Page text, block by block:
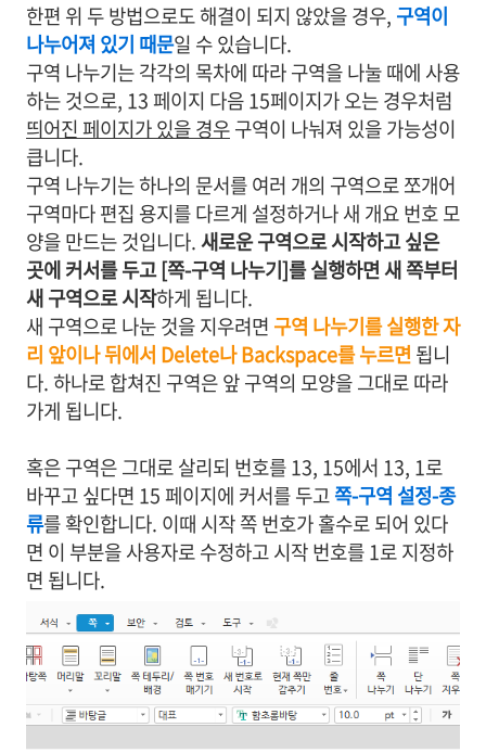
한편 위 두 방법으로도 해결이 되지 않았을 경우, 구역이
나누어져 있기 때문일 수 있습니다.
구역 나누기는 각각의 목차에 따라 구역을 나눌 때에 사용
하는 것으로, 13 페이지 다음 15페이지가 오는 경우처럼
띄어진 페이지가 있을 경우구역이 나눠져 있을 가능성이
큽니다.
구역 나누기는 하나의 문서를 여러 개의 구역으로 쪼개어
구역마다 편집 용지를 다르게 설정하거나 새 개요 번호 모
양을 만드는 것입니다.새로운 구역으로 시작하고 싶은
곳에 커서를 두고 [쪽-구역 나누기]를 실행하면 새 쪽부터
새 구역으로 시작하게 됩니다.
새 구역으로 나눈 것을 지우려면 구역 나누기를 실행한 자
리 앞이나 뒤에서 Delete나 Backspace를 누르면됩니
다. 하나로 합쳐진 구역은 앞 구역의 모양을 그대로 따라
가게 됩니다.
혹은 구역은 그대로 살리되 번호를 13, 15에서 13, 1로
바꾸고 싶다면 15 페이지에 커서를 두고쪽-구역 설정-종
류를 확인합니다. 이때 시작 쪽 번호가 홀수로 되어 있다
면 이 부분을 사용자로 수정하고 시작 번호를 1로 지정하
면 됩니다.